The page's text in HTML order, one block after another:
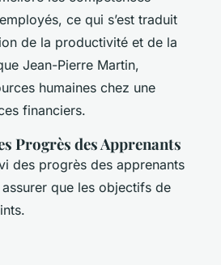
ce qui s’est traduit
de la productivité et de la
Jean-Pierre Martin,
humaines chez une
financiers.
Progrès des Apprenants
des progrès des apprenants
que les objectifs de